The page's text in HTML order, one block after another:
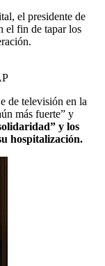
el presidente de
el fin de tapar los
de televisión en la
más fuerte” y
y los
hospitalización.